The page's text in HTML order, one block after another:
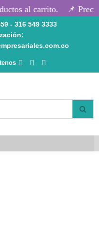
al carrito. 📌
- 316 549 3333